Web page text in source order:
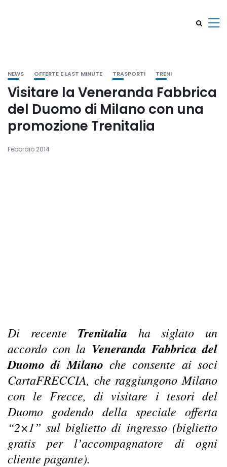
NEWS OFFERTE E LAST MINUTE TRASPORTI TRENI
Visitare la Veneranda Fabbrica
del Duomo di Milano con una
promozione Trenitalia
Febbraio 2014
Di recente Trenitalia ha siglato un
accordo con la Veneranda Fabbrica del
Duomo di Milano che consente ai soci
CartaFRECCIA, che raggiungono Milano
con le Frecce, di visitare i tesori del
Duomo godendo della speciale offerta
“2×1” sul biglietto di ingresso (biglietto
gratis per l’accompagnatore di ogni
cliente pagante).